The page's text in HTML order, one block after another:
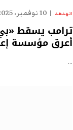
الهدهد 10 نوفمبر، 2025
ترامب يسقط
أعرق مؤسسة
…